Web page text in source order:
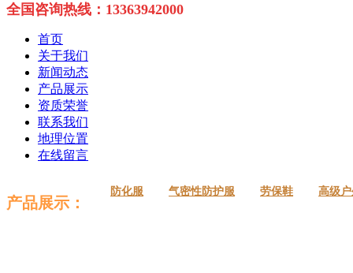
全国咨询热线： 13363942000
首页
关于我们
新闻动态
产品展示
资质荣誉
联系我们
地理位置
在线留言
产品展示：
防化服 气密性防护服 劳保鞋 高级